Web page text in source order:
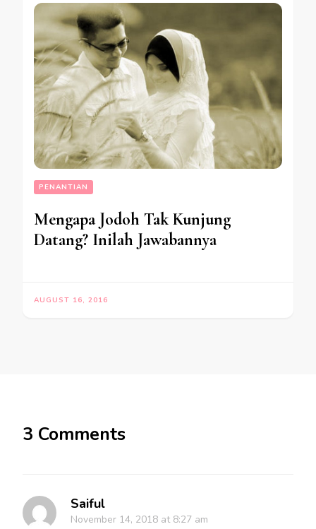
PENANTIAN
Mengapa Jodoh Tak Kunjung
Datang? Inilah Jawabannya
AUGUST 16, 2016
3 Comments
Saiful
November 14, 2018 at 8:27 am